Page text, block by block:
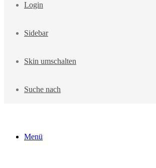
Login
Sidebar
Skin umschalten
Suche nach
Menü